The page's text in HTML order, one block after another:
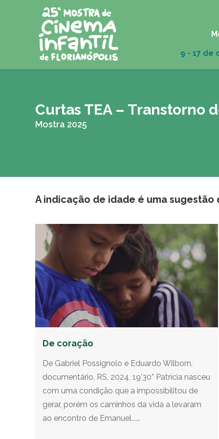
Curtas TEA – Transtorno
Mostra 2025
A indicação de idade é uma sugestão
De coração
De Gabriel Possignolo e Eduardo Wilborn,
documentário, RS, 2024, 19’30” Patrícia nasceu
com uma condição que a impossibilitou de
gerar, porém os caminhos da vida a levaram
ao encontro de Emanuel......